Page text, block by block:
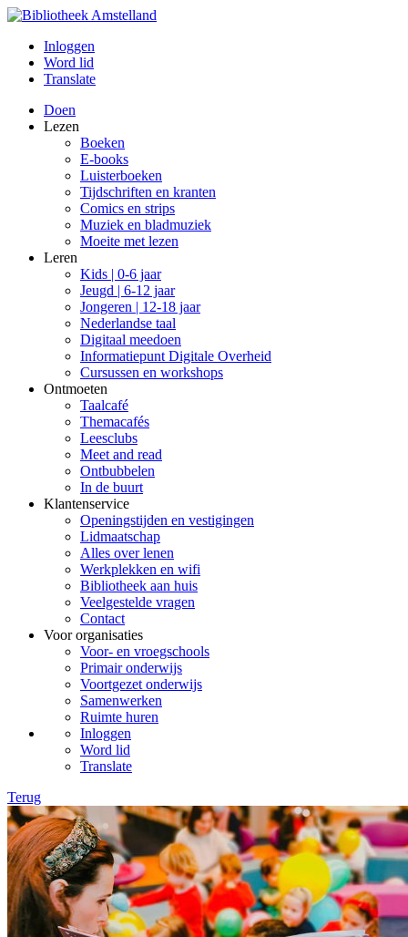
Inloggen
Word lid
Translate
Doen
Lezen
Boeken
E-books
Luisterboeken
Tijdschriften en kranten
Comics en strips
Muziek en bladmuziek
Moeite met lezen
Leren
Kids | 0-6 jaar
Jeugd | 6-12 jaar
Jongeren | 12-18 jaar
Nederlandse taal
Digitaal meedoen
Informatiepunt Digitale Overheid
Cursussen en workshops
Ontmoeten
Taalcafé
Themacafés
Leesclubs
Meet and read
Ontbubbelen
In de buurt
Klantenservice
Openingstijden en vestigingen
Lidmaatschap
Alles over lenen
Werkplekken en wifi
Bibliotheek aan huis
Veelgestelde vragen
Contact
Voor organisaties
Voor- en vroegschools
Primair onderwijs
Voortgezet onderwijs
Samenwerken
Ruimte huren
Inloggen
Word lid
Translate
Terug